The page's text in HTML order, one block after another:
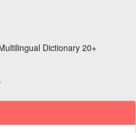
Dictionary 20+